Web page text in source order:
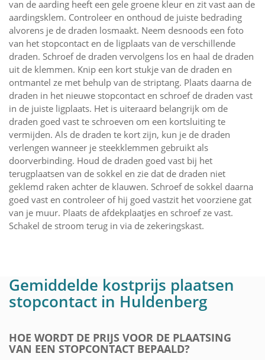
van de aarding heeft een gele groene kleur en zit vast aan de
aardingsklem. Controleer en onthoud de juiste bedrading
alvorens je de draden losmaakt. Neem desnoods een foto
van het stopcontact en de ligplaats van de verschillende
draden. Schroef de draden vervolgens los en haal de draden
uit de klemmen. Knip een kort stukje van de draden en
ontmantel ze met behulp van de striptang. Plaats daarna de
draden in het nieuwe stopcontact en schroef de draden vast
in de juiste ligplaats. Het is uiteraard belangrijk om de
draden goed vast te schroeven om een kortsluiting te
vermijden. Als de draden te kort zijn, kun je de draden
verlengen wanneer je steekklemmen gebruikt als
doorverbinding. Houd de draden goed vast bij het
terugplaatsen van de sokkel en zie dat de draden niet
geklemd raken achter de klauwen. Schroef de sokkel daarna
goed vast en controleer of hij goed vastzit het voorziene gat
van je muur. Plaats de afdekplaatjes en schroef ze vast.
Schakel de stroom terug in via de zekeringskast.
Gemiddelde kostprijs plaatsen
stopcontact in Huldenberg
HOE WORDT DE PRIJS VOOR DE PLAATSING
VAN EEN STOPCONTACT BEPAALD?